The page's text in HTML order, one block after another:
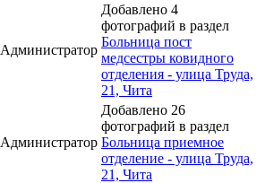
Администратор
Добавлено 4
фотографий в раздел
Больница пост
медсестры ковидного
отделения - улица Труда,
21, Чита
Администратор
Добавлено 26
фотографий в раздел
Больница приемное
отделение - улица Труда,
21, Чита